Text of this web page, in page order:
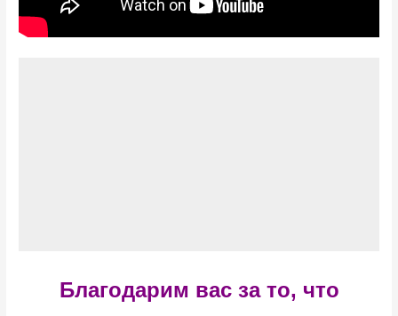
Благодарим вас за то, что